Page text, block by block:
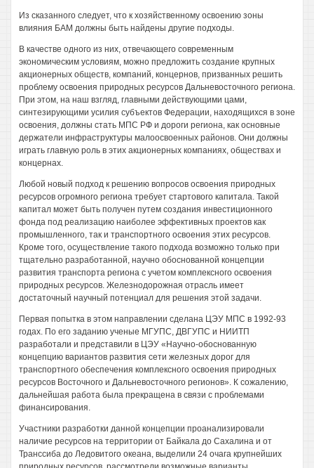
Из сказанного следует, что к хозяйственному освоению зоны
влияния БАМ должны быть найдены другие подходы.
В качестве одного из них, отвечающего современным
экономическим условиям, можно предложить создание крупных
акционерных обществ, компаний, концернов, призванных решить
проблему освоения природных ресурсов Дальневосточного региона.
При этом, на наш взгляд, главными действующими цами,
синтезирующими усилия субъектов Федерации, находящихся в зоне
освоения, должны стать МПС РФ и дороги региона, как основные
держатели инфраструктуры малоосвоенных районов. Они должны
играть главную роль в этих акционерных компаниях, обществах и
концернах.
Любой новый подход к решению вопросов освоения природных
ресурсов огромного региона требует стартового капитала. Такой
капитал может быть получен путем создания инвестиционного
фонда под реализацию наиболее эффективных проектов как
промышленного, так и транспортного освоения этих ресурсов.
Кроме того, осуществление такого подхода возможно только при
тщательно разработанной, научно обоснованной концепции
развития транспорта региона с учетом комплексного освоения
природных ресурсов. Железнодорожная отрасль имеет
достаточный научный потенциал для решения этой задачи.
Первая попытка в этом направлении сделана ЦЭУ МПС в 1992-93
годах. По его заданию ученые МГУПС, ДВГУПС и НИИТП
разработали и представили в ЦЭУ «Научно-обоснованную
концепцию вариантов развития сети железных дорог для
транспортного обеспечения комплексного освоения природных
ресурсов Восточного и Дальневосточного регионов». К сожалению,
дальнейшая работа была прекращена в связи с проблемами
финансирования.
Участники разработки данной концепции проанализировали
наличие ресурсов на территории от Байкала до Сахалина и от
Транссиба до Ледовитого океана, выделили 24 очага крупнейших